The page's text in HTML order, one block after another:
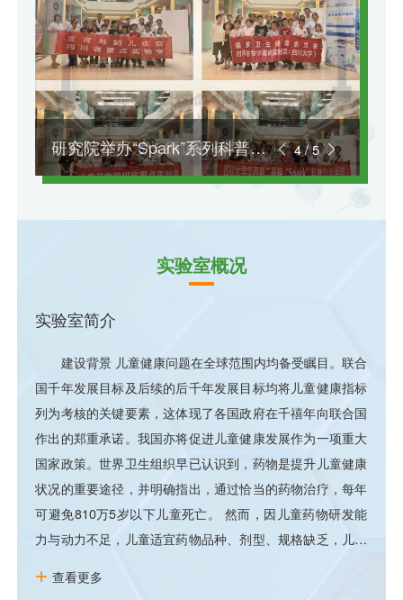
我院循证药学团队与全球循证
医学概念提出者Gordon Guyatt
据质量评价新标准，研究成果
Science Immunology | 四川大
学童吉宇等团队研究发现
naïve T细胞稳态
第二届“药华华的奇妙屋之趣味
药学大揭秘”成功举办
儿童药物研发与循证评价学术
研讨会暨儿童药物四川省重点
举办
研究院举办“Spark”系列科普之
“重点实验室开放日”公益活动
我院循证药学团队与全球循证
医学概念提出者Gordon Guyatt
据质量评价新标准，研究成果
Science Immunology | 四川大
学童吉宇等团队研究发现
naïve T细胞稳态
4/5
实验室概况
实验室简介
建设背景 儿童健康问题在全球范围内均备受瞩目。联合
国千年发展目标及后续的后千年发展目标均将儿童健康指标
列为考核的关键要素，这体现了各国政府在千禧年向联合国
作出的郑重承诺。我国亦将促进儿童健康发展作为一项重大
国家政策。世界卫生组织早已认识到，药物是提升儿童健康
状况的重要途径，并明确指出，通过恰当的药物治疗，每年
可避免810万5岁以下儿童死亡。 然而，因儿童药物研发能
力与动力不足，儿童适宜药物品种、剂型、规格缺乏，儿童
目标 实验室围绕国家及四川省儿童健康事业高质量发展战略
查看更多